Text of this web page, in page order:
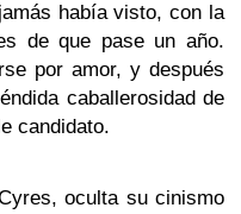
había visto, con la
de que pase un año.
por amor, y después
caballerosidad de
candidato.
oculta su cinismo